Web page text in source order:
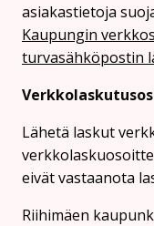
asiakastietoja
Kaupungin
turvasähköpostin
Lähetä laskut
eivät vastaanota
Riihimäen